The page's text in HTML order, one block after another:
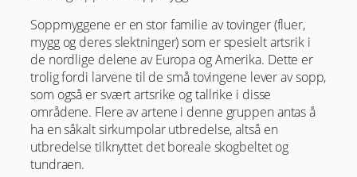
Soppmyggene er en stor familie av tovinger (fluer,
mygg og deres slektninger) som er spesielt artsrik i
de nordlige delene av Europa og Amerika. Dette er
trolig fordi larvene til de små tovingene lever av sopp,
som også er svært artsrike og tallrike i disse
områdene. Flere av artene i denne gruppen antas å
ha en såkalt sirkumpolar utbredelse, altså en
utbredelse tilknyttet det boreale skogbeltet og
tundraen.